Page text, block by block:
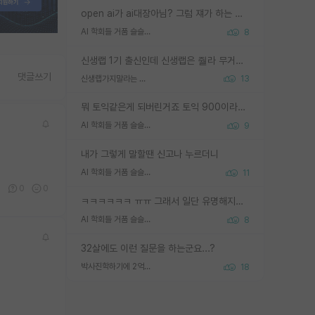
open ai가 ai대장아님? 그럼 쟤가 하는 말이 다 맞겠네
AI 학회들 거품 슬슬 지적이 나오네요 8
신생랩 1기 출신인데 신생랩은 줠라 무거운 바벨 같은거임. 들면 대박인데 못들면 깔려 죽음. 아무도 알려주지 않는 환경에서 자생해야하지만, 일단 살아남았다면 그 어떤 사람보다 악착같고 생존력 높은 사람으로 거듭날 수 있음
신생랩가지말라는 이유가 있었구나 13
뭐 토익같은게 되버린거죠 토익 900이라고 영어잘하는건 아닙니다만 잘하는사람은 다 900을 넘는 그런
AI 학회들 거품 슬슬 지적이 나오네요 9
내가 그렇게 말할땐 신고나 누르더니
AI 학회들 거품 슬슬 지적이 나오네요 11
ㅋㅋㅋㅋㅋㅋ ㅠㅠ 그래서 일단 유명해지는게 중요한거같습니다
AI 학회들 거품 슬슬 지적이 나오네요 8
32살에도 이런 질문을 하는군요...?
박사진학하기에 2억은 괜찮은 (?) 정도의 경제력인가요 18
댓글쓰기